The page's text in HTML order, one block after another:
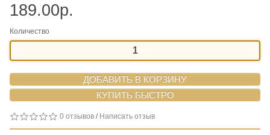
189.00р.
Количество
ДОБАВИТЬ В КОРЗИНУ
0 отзывов / Написать отзыв